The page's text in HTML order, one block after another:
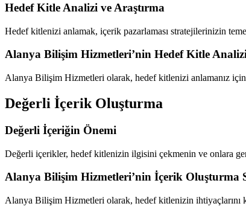
Hedef Kitle Analizi ve Araştırma
Hedef kitlenizi anlamak, içerik pazarlaması stratejilerinizin
Alanya Bilişim Hizmetleri’nin Hedef Kitle Analizi
Alanya Bilişim Hizmetleri olarak, hedef kitlenizi anlamanız
Değerli İçerik Oluşturma
Değerli İçeriğin Önemi
Değerli içerikler, hedef kitlenizin ilgisini çekmenin ve onlara
Alanya Bilişim Hizmetleri’nin İçerik Oluşturma
Alanya Bilişim Hizmetleri olarak, hedef kitlenizin ihtiyaçlarını